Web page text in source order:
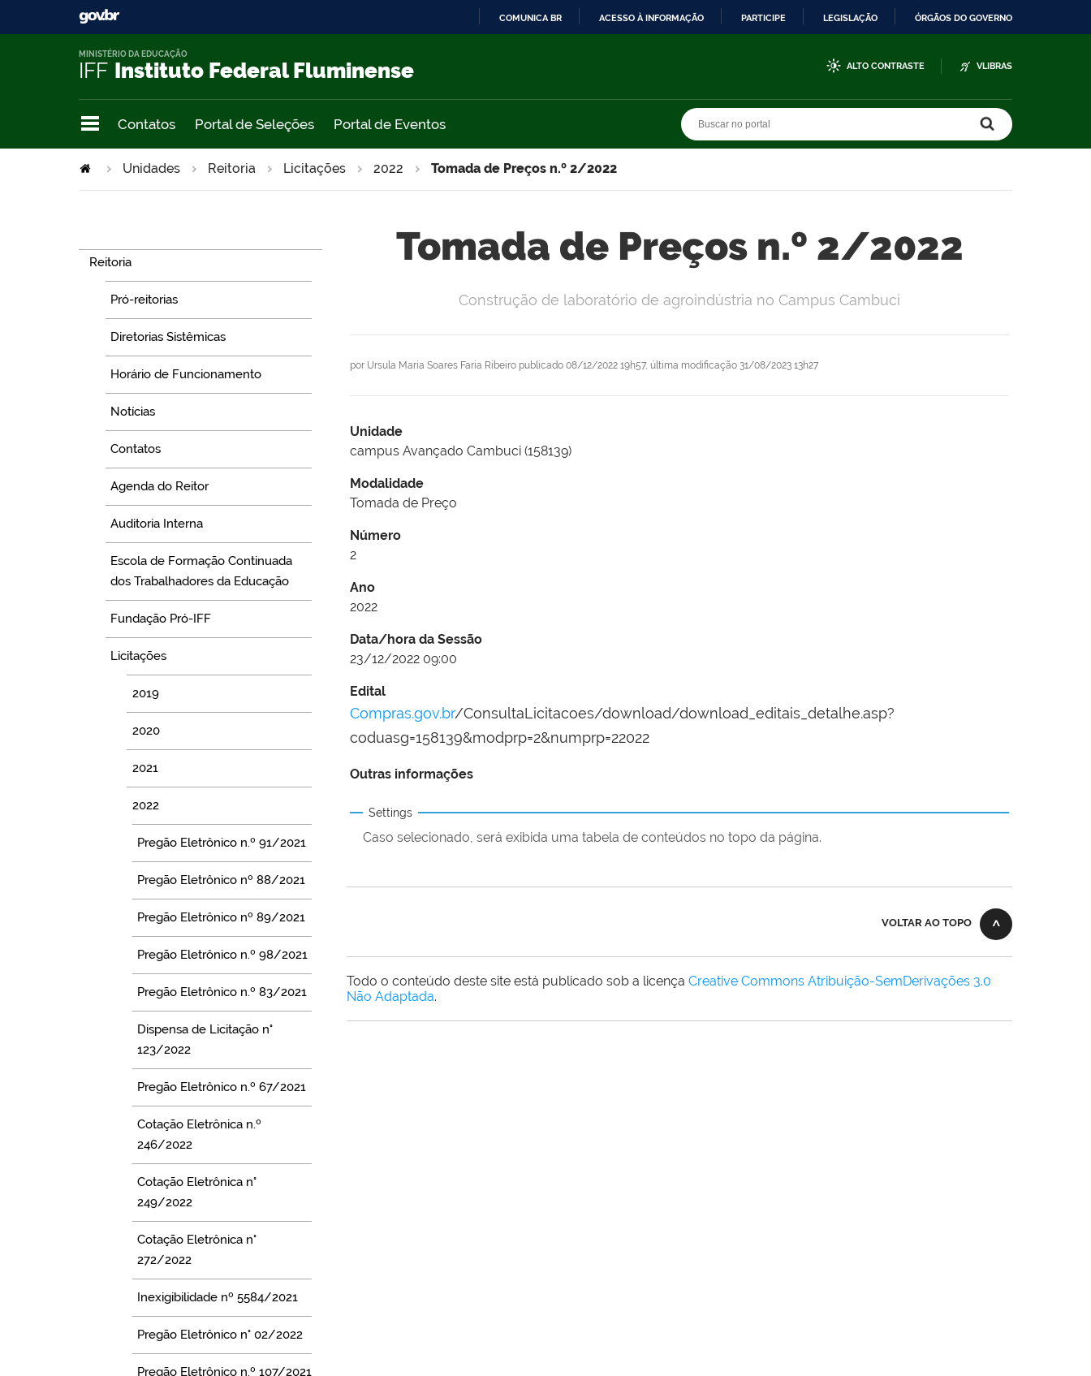
COMUNICA BR ACESSO À INFORMAÇÃO PARTICIPE LEGISLAÇÃO ÓRGÃOS DO GOVERNO
IFF Instituto Federal Fluminense
MINISTÉRIO DA EDUCAÇÃO
ALTO CONTRASTE VLIBRAS
Contatos Portal de Seleções Portal de Eventos
Unidades Reitoria Licitações 2022 Tomada de Preços n.º 2/2022
Reitoria
Pró-reitorias
Diretorias Sistêmicas
Horário de Funcionamento
Notícias
Contatos
Agenda do Reitor
Auditoria Interna
Escola de Formação Continuada
dos Trabalhadores da Educação
Fundação Pró-IFF
Licitações
2019
2020
2021
2022
Pregão Eletrônico n.º 91/2021
Pregão Eletrônico nº 88/2021
Pregão Eletrônico nº 89/2021
Pregão Eletrônico n.º 98/2021
Pregão Eletrônico n.º 83/2021
Dispensa de Licitação n°
123/2022
Pregão Eletrônico n.º 67/2021
Cotação Eletrônica n.º
246/2022
Cotação Eletrônica n°
249/2022
Cotação Eletrônica n°
272/2022
Inexigibilidade nº 5584/2021
Pregão Eletrônico n° 02/2022
Pregão Eletrônico n.º 107/2021
Tomada de Preços n.º 2/2022
por Ursula Maria Soares Faria Ribeiro publicado 08/12/2022 19h57, última modificação 31/08/2023 13h27
Construção de laboratório de agroindústria no Campus Cambuci
Unidade
campus Avançado Cambuci (158139)
Modalidade
Tomada de Preço
Número
2
Ano
2022
Data/hora da Sessão
23/12/2022 09:00
Edital
Compras.gov.br/ConsultaLicitacoes/download/download_editais_detalhe.asp?
coduasg=158139&modprp=2&numprp=22022
Outras informações
Settings
Caso selecionado, será exibida uma tabela de conteúdos no topo da página.
VOLTAR AO TOPO
Todo o conteúdo deste site está publicado sob a licença Creative Commons Atribuição-SemDerivações 3.0
Não Adaptada.